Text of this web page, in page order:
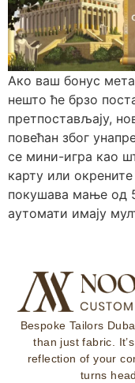
Ако ваш бонус
нешто ће брзо
претпостављају,
повећан због
се мини-игра као
карту или
покушава мање од
аутомати имају
Bespoke Tailors
than just fabric.
reflection of your
turns